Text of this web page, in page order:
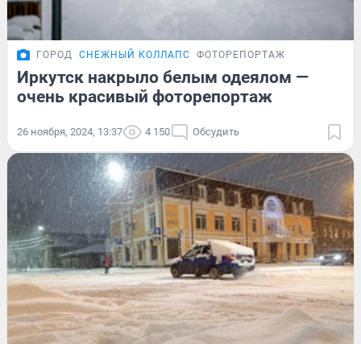
ГОРОД СНЕЖНЫЙ КОЛЛАПС ФОТОРЕПОРТАЖ
Иркутск накрыло белым одеялом —
очень красивый фоторепортаж
26 ноября, 2024, 13:37 4 150 Обсудить